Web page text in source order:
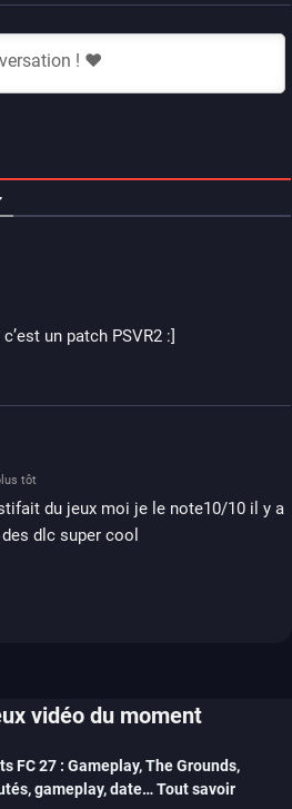
un patch PSVR2 :]
tôt
du jeux moi je le note10/10 il y a
dlc super cool
vidéo du moment
FC 27 : Gameplay, The Grounds,
gameplay, date… Tout savoir